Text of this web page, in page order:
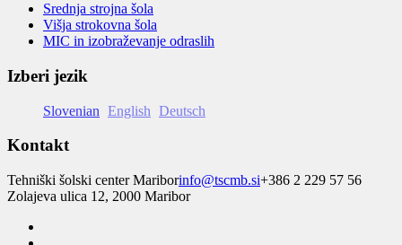
Srednja strojna šola
Višja strokovna šola
MIC in izobraževanje odraslih
Izberi jezik
Slovenian English Deutsch
Kontakt
Tehniški šolski center Mariborinfo@tscmb.si+386 2 229 57 56
Zolajeva ulica 12, 2000 Maribor